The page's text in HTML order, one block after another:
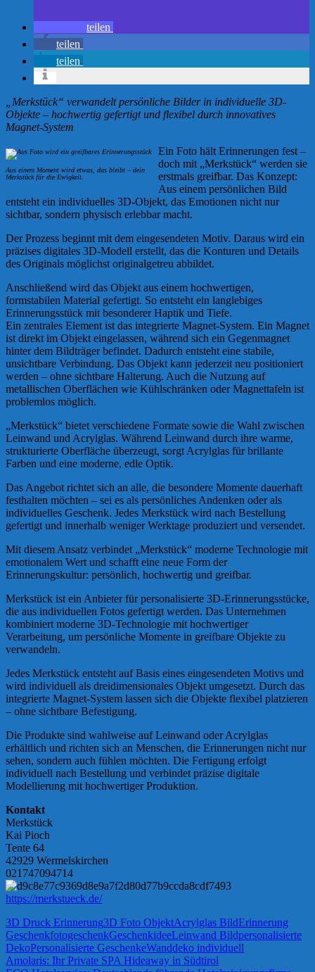
teilen
teilen
teilen
„Merkstück“ verwandelt persönliche Bilder in individuelle 3D-
Objekte – hochwertig gefertigt und flexibel durch innovatives
Magnet-System
Aus einem Moment wird etwas, das bleibt – dein
Merkstück für die Ewigkeit.
Ein Foto hält Erinnerungen fest –
doch mit „Merkstück“ werden sie
erstmals greifbar. Das Konzept:
Aus einem persönlichen Bild
entsteht ein individuelles 3D-Objekt, das Emotionen nicht nur
sichtbar, sondern physisch erlebbar macht.
Der Prozess beginnt mit dem eingesendeten Motiv. Daraus wird ein
präzises digitales 3D-Modell erstellt, das die Konturen und Details
des Originals möglichst originalgetreu abbildet.
Anschließend wird das Objekt aus einem hochwertigen,
formstabilen Material gefertigt. So entsteht ein langlebiges
Erinnerungsstück mit besonderer Haptik und Tiefe.
Ein zentrales Element ist das integrierte Magnet-System. Ein Magnet
ist direkt im Objekt eingelassen, während sich ein Gegenmagnet
hinter dem Bildträger befindet. Dadurch entsteht eine stabile,
unsichtbare Verbindung. Das Objekt kann jederzeit neu positioniert
werden – ohne sichtbare Halterung. Auch die Nutzung auf
metallischen Oberflächen wie Kühlschränken oder Magnettafeln ist
problemlos möglich.
„Merkstück“ bietet verschiedene Formate sowie die Wahl zwischen
Leinwand und Acrylglas. Während Leinwand durch ihre warme,
strukturierte Oberfläche überzeugt, sorgt Acrylglas für brillante
Farben und eine moderne, edle Optik.
Das Angebot richtet sich an alle, die besondere Momente dauerhaft
festhalten möchten – sei es als persönliches Andenken oder als
individuelles Geschenk. Jedes Merkstück wird nach Bestellung
gefertigt und innerhalb weniger Werktage produziert und versendet.
Mit diesem Ansatz verbindet „Merkstück“ moderne Technologie mit
emotionalem Wert und schafft eine neue Form der
Erinnerungskultur: persönlich, hochwertig und greifbar.
Merkstück ist ein Anbieter für personalisierte 3D-Erinnerungsstücke,
die aus individuellen Fotos gefertigt werden. Das Unternehmen
kombiniert moderne 3D-Technologie mit hochwertiger
Verarbeitung, um persönliche Momente in greifbare Objekte zu
verwandeln.
Jedes Merkstück entsteht auf Basis eines eingesendeten Motivs und
wird individuell als dreidimensionales Objekt umgesetzt. Durch das
integrierte Magnet-System lassen sich die Objekte flexibel platzieren
– ohne sichtbare Befestigung.
Die Produkte sind wahlweise auf Leinwand oder Acrylglas
erhältlich und richten sich an Menschen, die Erinnerungen nicht nur
sehen, sondern auch fühlen möchten. Die Fertigung erfolgt
individuell nach Bestellung und verbindet präzise digitale
Modellierung mit hochwertiger Produktion.
Kontakt
Merkstück
Kai Pioch
Tente 64
42929 Wermelskirchen
021747094714
https://merkstueck.de/
3D Druck Erinnerung3D Foto ObjektAcrylglas BildErinnerung
GeschenkfotogeschenkGeschenkideeLeinwand Bildpersonalisierte
DekoPersonalisierte GeschenkeWanddeko individuell
Beitragsnavigation
Vorheriger
Amolaris: Ihr Private SPA Hideaway in Südtirol